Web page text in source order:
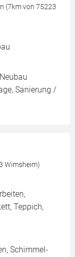
(7km von 75223
Sanierung /
Wimsheim)
Teppich,
Schimmel-